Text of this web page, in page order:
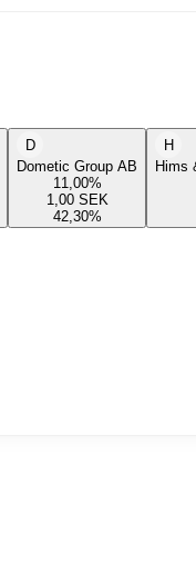
D
Dometic Group AB
11,00%
1,00 SEK
42,30%
H
Hims